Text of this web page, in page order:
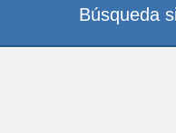
Búsqueda